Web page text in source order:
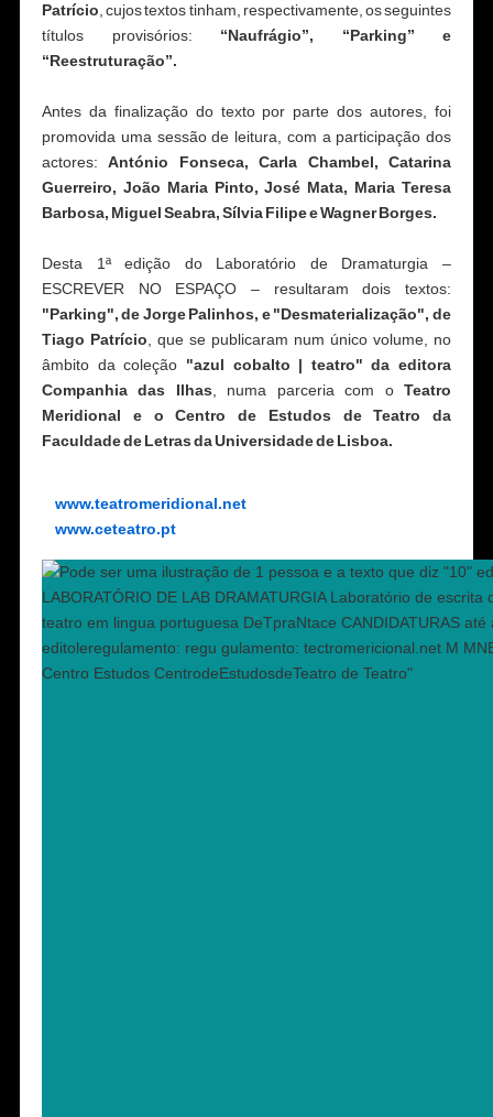
Patrício , cujos textos tinham, respectivamente, os seguintes
títulos provisórios: “Naufrágio”, “Parking” e
“Reestruturação”.
Antes da finalização do texto por parte dos autores, foi
promovida uma sessão de leitura, com a participação dos
actores:António Fonseca, Carla Chambel, Catarina
Guerreiro, João Maria Pinto, José Mata, Maria Teresa
Barbosa, Miguel Seabra, Sílvia Filipe e Wagner Borges.
Desta 1ª edição do Laboratório de Dramaturgia –
ESCREVER NO ESPAÇO – resultaram dois textos:
"Parking", de Jorge Palinhos, e "Desmaterialização", de
Tiago Patrício , que se publicaram num único volume, no
âmbito da coleção "azul cobalto | teatro" da editora
Companhia das Ilhas , numa parceria com oTeatro
Meridional e o Centro de Estudos de Teatro da
Faculdade de Letras da Universidade de Lisboa.
www.teatromeridional.net
www.ceteatro.pt